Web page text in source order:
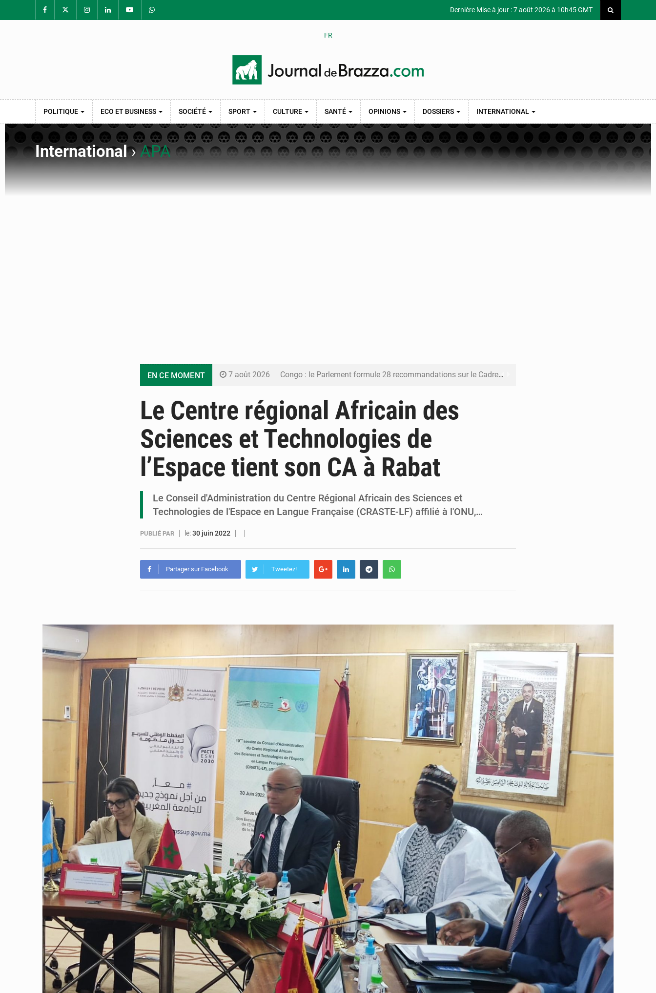
Dernière Mise à jour : 7 août 2026 à 10h45 GMT
FR
POLITIQUE ECO ET BUSINESS SOCIÉTÉ SPORT CULTURE SANTÉ OPINIONS DOSSIERS INTERNATIONAL
International›APA
EN CE MOMENT 7 août 2026 Congo : le Parlement formule 28 recommandations sur le Cadre budgétaire 2027-2029
7 août 2026 Congo : la Grande foire agricole pour renforcer la souveraineté alimentaire
7 août 2026 Congo-RDC : Brazzaville et Kinshasa renforcent leur coopération en faveur de la jeunesse
6 août 2026 Le Congo se dote d’un programme national pour valoriser les produits forestiers non ligneux
Le Centre régional Africain des
Sciences et Technologies de
l’Espace tient son CA à Rabat
Le Conseil d'Administration du Centre Régional Africain des Sciences et
Technologies de l'Espace en Langue Française (CRASTE-LF) affilié à l'ONU,…
PUBLIÉ PAR le:30 juin 2022
Partager sur Facebook Tweetez!